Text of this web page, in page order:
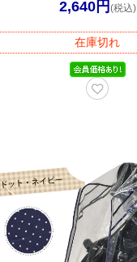
2,640円 (税込)
在庫切れ